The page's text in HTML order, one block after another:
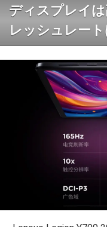
ディスプレイは
レッシュレート